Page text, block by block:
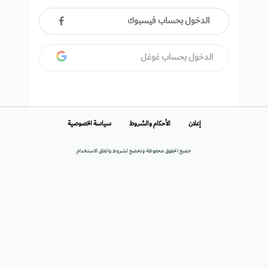
الدخول بحساب فيسبوك
الدخول بحساب غوغل
جميع الحقوق محفوظة وتخضع لشروط واتفاق الاستخدام
إعلان الأحكام والشروط سياسة الخصوصية